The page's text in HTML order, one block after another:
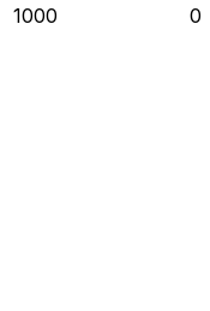
1000
0